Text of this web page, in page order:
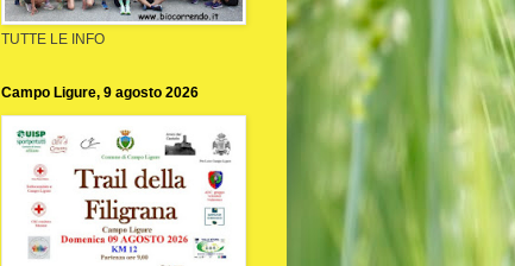
TUTTE LE INFO
Campo Ligure, 9 agosto 2026